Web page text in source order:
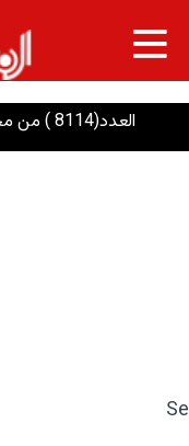
×
العدد(8114 ) من مجلة المرصد التحليلية والتوثيقية